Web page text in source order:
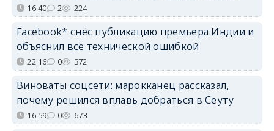
16:40 2 224
Facebook* снёс публикацию премьера Индии и
объяснил всё технической ошибкой
22:16 0 372
Виноваты соцсети: марокканец рассказал,
почему решился вплавь добраться в Сеуту
16:59 0 673